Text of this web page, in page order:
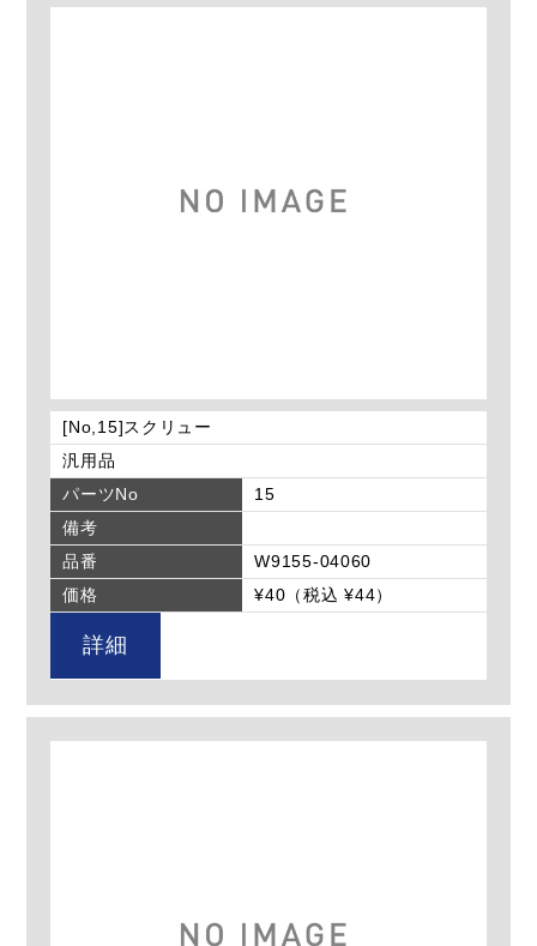
[No,15]スクリュー
汎用品
パーツNo
15
備考
品番
W9155-04060
価格
¥40（税込 ¥44）
詳細